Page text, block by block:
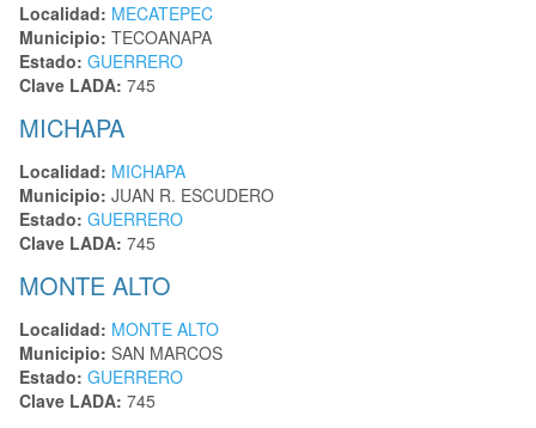
Localidad: MECATEPEC
Municipio: TECOANAPA
Estado: GUERRERO
Clave LADA: 745
MICHAPA
Localidad: MICHAPA
Municipio: JUAN R. ESCUDERO
Estado: GUERRERO
Clave LADA: 745
MONTE ALTO
Localidad: MONTE ALTO
Municipio: SAN MARCOS
Estado: GUERRERO
Clave LADA: 745